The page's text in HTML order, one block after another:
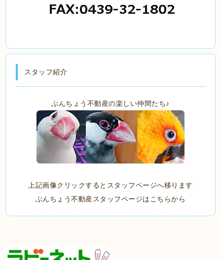
スタッフ紹介
ぶんちょう不動産の楽しい仲間たち♪
上記画像クリックするとスタッフページへ移ります
ぶんちょう不動産スタッフページはこちらから